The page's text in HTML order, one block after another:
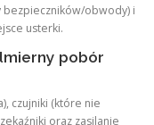
obwody) i
usterki.
pobór
czujniki (które nie
oraz zasilanie